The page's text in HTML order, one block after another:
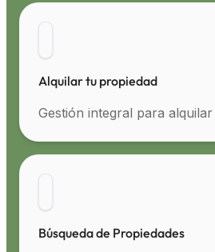
Alquilar tu propiedad
Gestión integral para
Búsqueda de Propiedades